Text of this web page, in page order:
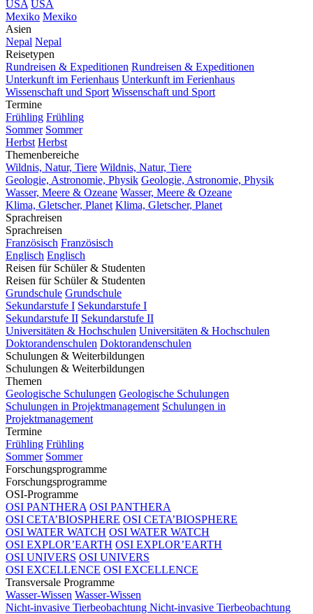
USA USA
Mexiko Mexiko
Asien
Nepal Nepal
Reisetypen
Rundreisen & Expeditionen Rundreisen & Expeditionen
Unterkunft im Ferienhaus Unterkunft im Ferienhaus
Wissenschaft und Sport Wissenschaft und Sport
Termine
Frühling Frühling
Sommer Sommer
Herbst Herbst
Themenbereiche
Wildnis, Natur, Tiere Wildnis, Natur, Tiere
Geologie, Astronomie, Physik Geologie, Astronomie, Physik
Wasser, Meere & Ozeane Wasser, Meere & Ozeane
Klima, Gletscher, Planet Klima, Gletscher, Planet
Sprachreisen
Sprachreisen
Französisch Französisch
Englisch Englisch
Reisen für Schüler & Studenten
Reisen für Schüler & Studenten
Grundschule Grundschule
Sekundarstufe I Sekundarstufe I
Sekundarstufe II Sekundarstufe II
Universitäten & Hochschulen Universitäten & Hochschulen
Doktorandenschulen Doktorandenschulen
Schulungen & Weiterbildungen
Schulungen & Weiterbildungen
Themen
Geologische Schulungen Geologische Schulungen
Schulungen in Projektmanagement Schulungen in
Projektmanagement
Termine
Frühling Frühling
Sommer Sommer
Forschungsprogramme
Forschungsprogramme
OSI-Programme
OSI PANTHERA OSI PANTHERA
OSI CETA’BIOSPHERE OSI CETA’BIOSPHERE
OSI WATER WATCH OSI WATER WATCH
OSI EXPLOR’EARTH OSI EXPLOR’EARTH
OSI UNIVERS OSI UNIVERS
OSI EXCELLENCE OSI EXCELLENCE
Transversale Programme
Wasser-Wissen Wasser-Wissen
Nicht-invasive Tierbeobachtung Nicht-invasive Tierbeobachtung